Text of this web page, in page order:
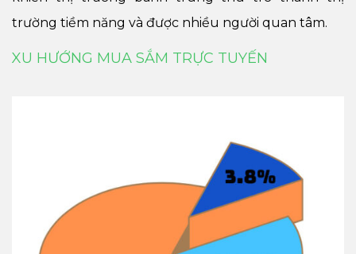
trường tiềm năng và được nhiều người quan tâm.
XU HƯỚNG MUA SẮM TRỰC TUYẾN